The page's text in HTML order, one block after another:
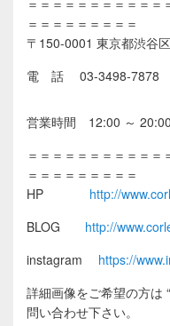
＝＝＝＝＝＝＝＝＝
〒150-0001 東京都渋谷
電 話 03-3498-7878
営業時間 12:00 ～
＝＝＝＝＝＝＝＝＝＝＝
＝＝＝＝＝＝＝＝＝
HP
http://
BLOG http://
instagram https://
詳細画像をご希望の方は “
問い合わせ下さい。